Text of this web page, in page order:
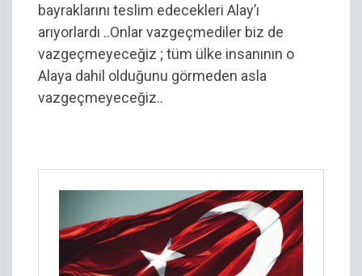
bayraklarını teslim edecekleri Alay’ı
arıyorlardı ..Onlar vazgeçmediler biz de
vazgeçmeyeceğiz ; tüm ülke insanının o
Alaya dahil olduğunu görmeden asla
vazgeçmeyeceğiz..